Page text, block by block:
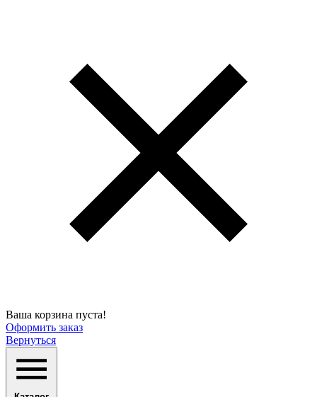
Ваша корзина пуста!
Оформить заказ
Вернуться